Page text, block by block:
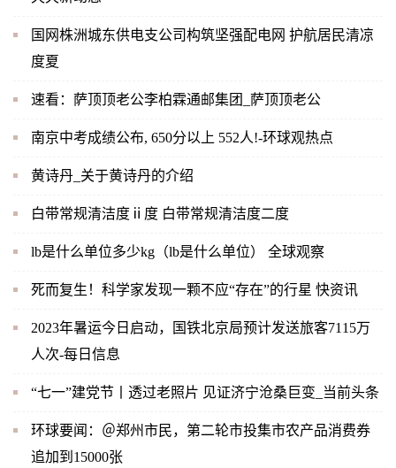
国网株洲城东供电支公司构筑坚强配电网 护航居民清凉
度夏
速看：萨顶顶老公李柏霖通邮集团_萨顶顶老公
南京中考成绩公布, 650分以上 552人!-环球观热点
黄诗丹_关于黄诗丹的介绍
白带常规清洁度ⅱ度 白带常规清洁度二度
lb是什么单位多少kg（lb是什么单位） 全球观察
死而复生！科学家发现一颗不应“存在”的行星 快资讯
2023年暑运今日启动，国铁北京局预计发送旅客7115万
人次-每日信息
“七一”建党节丨透过老照片 见证济宁沧桑巨变_当前头条
环球要闻：＠郑州市民，第二轮市投集市农产品消费券
追加到15000张